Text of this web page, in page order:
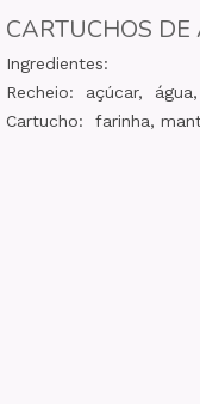
CARTUCHOS
Ingredientes:
Recheio: açúcar,
Cartucho: farinha,